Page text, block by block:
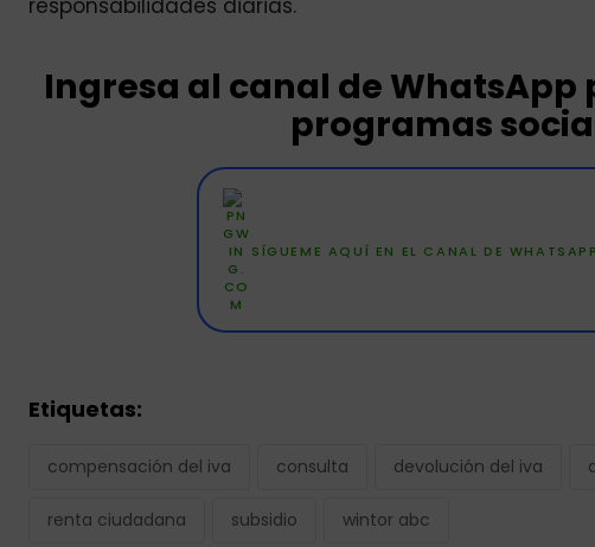
Ingresa al canal de
programas
SÍGUEME AQUÍ EN EL CANAL DE WHATSAPP
Etiquetas:
compensación del iva consulta devolución del iva
renta ciudadana subsidio wintor abc